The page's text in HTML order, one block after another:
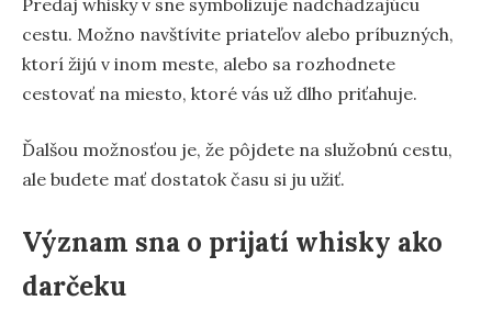
cestu. Možno navštívite priateľov alebo príbuzných,
ktorí žijú v inom meste, alebo sa rozhodnete
cestovať na miesto, ktoré vás už dlho priťahuje.
Ďalšou možnosťou je, že pôjdete na služobnú cestu,
ale budete mať dostatok času si ju užiť.
Význam sna o prijatí whisky ako
darčeku